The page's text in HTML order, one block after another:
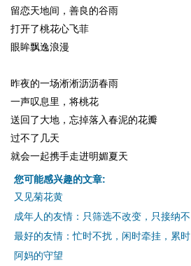
留恋天地间，善良的谷雨
打开了桃花心飞菲
眼眸飘逸浪漫
昨夜的一场淅淅沥沥春雨
一声叹息里，将桃花
送回了大地，忘掉落入春泥的花瓣
过不了几天
就会一起携手走进明媚夏天
您可能感兴趣的文章:
又见菊花黄
成年人的友情：只筛选不改变，只接纳不
最好的友情：忙时不扰，闲时牵挂，累时
阿妈的守望